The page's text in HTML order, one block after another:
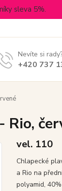
sleva 5%.
Nevíte si
+420 737
Rio,
vel. 110
Chlapecké
a Rio na
polyamid,